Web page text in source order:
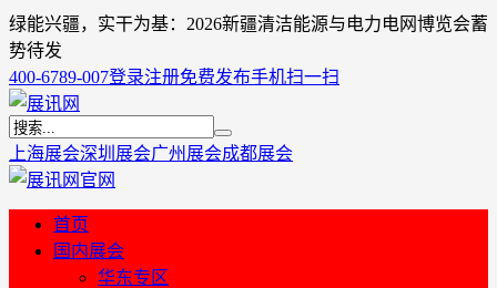
绿能兴疆，实干为基：2026新疆清洁能源与电力电网博览会蓄
势待发
400-6789-007登录注册免费发布手机扫一扫
上海展会深圳展会广州展会成都展会
首页
国内展会
华东专区